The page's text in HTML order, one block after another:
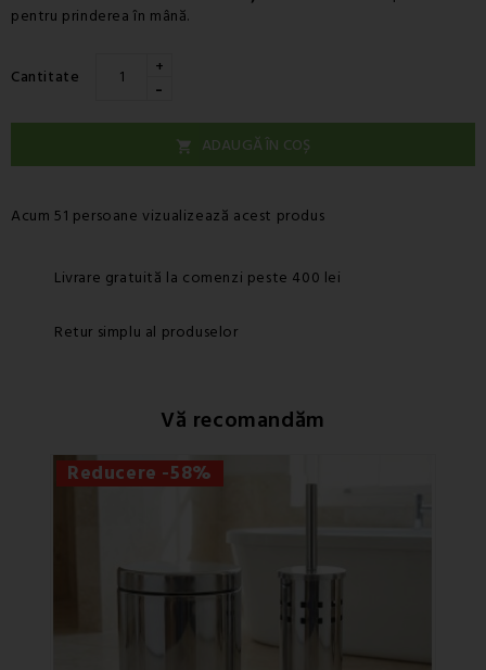
pentru prinderea în mână.
Cantitate +
-
 ADAUGĂ ÎN COȘ
Acum 51 persoane vizualizează acest produs
Livrare gratuită la comenzi peste 400 lei
Retur simplu al produselor
Vă recomandăm
Reducere -58%